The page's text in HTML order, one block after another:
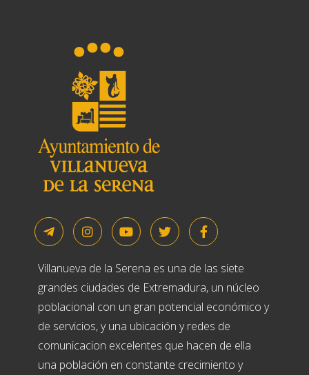
Villanueva de la Serena es una de las siete
grandes ciudades de Extremadura, un núcleo
poblacional con un gran potencial económico y
de servicios, y una ubicación y redes de
comunicacion excelentes que hacen de ella
una población en constante crecimiento y